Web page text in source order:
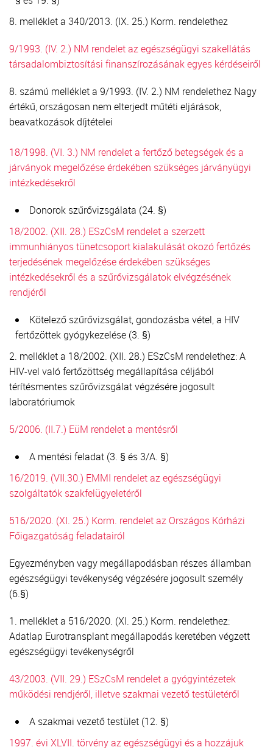
8. melléklet a 340/2013. (IX. 25.) Korm. rendelethez
9/1993. (IV. 2.) NM rendelet az egészségügyi szakellátás
társadalombiztosítási finanszírozásának egyes kérdéseiről
8. számú melléklet a 9/1993. (IV. 2.) NM rendelethez Nagy
értékű, országosan nem elterjedt műtéti eljárások,
beavatkozások díjtételei
18/1998. (VI. 3.) NM rendelet a fertőző betegségek és a
járványok megelőzése érdekében szükséges járványügyi
intézkedésekről
Donorok szűrővizsgálata (24. §)
18/2002. (XII. 28.) ESzCsM rendelet a szerzett
immunhiányos tünetcsoport kialakulását okozó fertőzés
terjedésének megelőzése érdekében szükséges
intézkedésekről és a szűrővizsgálatok elvégzésének
rendjéről
Kötelező szűrővizsgálat, gondozásba vétel, a HIV
fertőzöttek gyógykezelése (3. §)
2. melléklet a 18/2002. (XII. 28.) ESzCsM rendelethez: A
HIV-vel való fertőzöttség megállapítása céljából
térítésmentes szűrővizsgálat végzésére jogosult
laboratóriumok
5/2006. (II.7.) EüM rendelet a mentésről
A mentési feladat (3. § és 3/A. §)
16/2019. (VII.30.) EMMI rendelet az egészségügyi
szolgáltatók szakfelügyeletéről
516/2020. (XI. 25.) Korm. rendelet az Országos Kórházi
Főigazgatóság feladatairól
Egyezményben vagy megállapodásban részes államban
egészségügyi tevékenység végzésére jogosult személy
(6.§)
1. melléklet a 516/2020. (XI. 25.) Korm. rendelethez:
Adatlap Eurotransplant megállapodás keretében végzett
egészségügyi tevékenységről
43/2003. (VII. 29.) ESzCsM rendelet a gyógyintézetek
működési rendjéről, illetve szakmai vezető testületéről
A szakmai vezető testület (12. §)
1997. évi XLVII. törvény az egészségügyi és a hozzájuk